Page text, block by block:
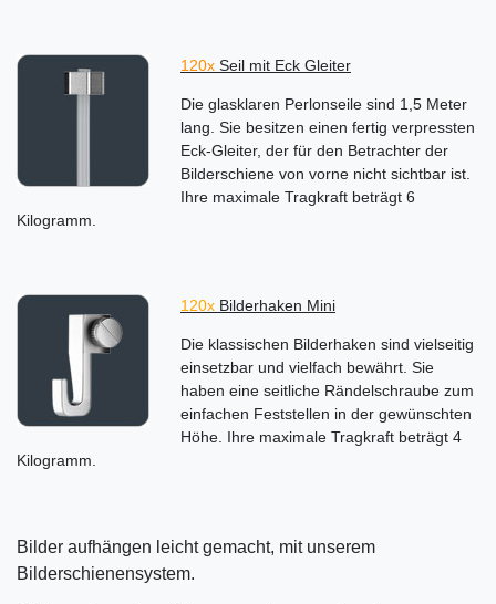
120x Seil mit Eck Gleiter
Die glasklaren Perlonseile sind 1,5 Meter
lang. Sie besitzen einen fertig verpressten
Eck-Gleiter, der für den Betrachter der
Bilderschiene von vorne nicht sichtbar ist.
Ihre maximale Tragkraft beträgt 6
Kilogramm.
120x Bilderhaken Mini
Die klassischen Bilderhaken sind vielseitig
einsetzbar und vielfach bewährt. Sie
haben eine seitliche Rändelschraube zum
einfachen Feststellen in der gewünschten
Höhe. Ihre maximale Tragkraft beträgt 4
Kilogramm.
Bilder aufhängen leicht gemacht, mit unserem
Bilderschienensystem.